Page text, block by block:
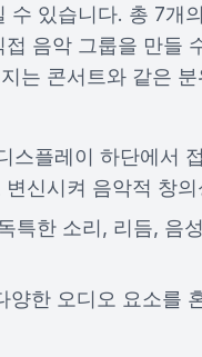
수 있습니다. 총 7개
음악 그룹을 만들
는 콘서트와 같은
스플레이 하단에서
신시켜 음악적 창
특한 소리, 리듬, 음
양한 오디오 요소를